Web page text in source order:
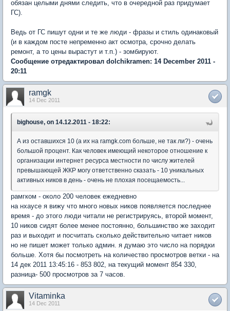
обязан целыми днями следить, что в очередной раз придумает
ГС).
Ведь от ГС пишут одни и те же люди - фразы и стиль одинаковый
(и в каждом посте непременно акт осмотра, срочно делать
ремонт, а то цены вырастут и т.п.) - зомбируют.
Сообщение отредактировал dolchikramen: 14 December 2011 -
20:11
ramgk
14 Dec 2011
bighouse, on 14.12.2011 - 18:22:
А из оставшихся 10 (а их на ramgk.com больше, не так ли?) - очень
большой процент. Как человек имеющий некоторое отношение к
организации интернет ресурса местности по числу жителей
превышающей ЖКР могу ответственно сказать - 10 уникальных
активных ников в день - очень не плохая посещаемость...
рамгком - около 200 человек ежедневно
на нхаусе я вижу что много новых ников появляется последнее
время - до этого люди читали не регистрируясь, второй момент,
10 ников сидят более менее постоянно, большинство же заходит
раз и выходит и посчитать сколько действительно читает ников
но не пишет может только админ. я думаю это число на порядки
больше. Хотя бы посмотреть на количество просмотров ветки - на
14 дек 2011 13:45:16 - 853 802, на текущий момент 854 330,
разница- 500 просмотров за 7 часов.
Vitaminka
14 Dec 2011